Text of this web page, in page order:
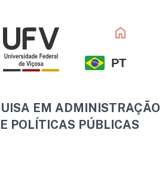
PT
EM ADMINISTRAÇÃO
POLÍTICAS PÚBLICAS